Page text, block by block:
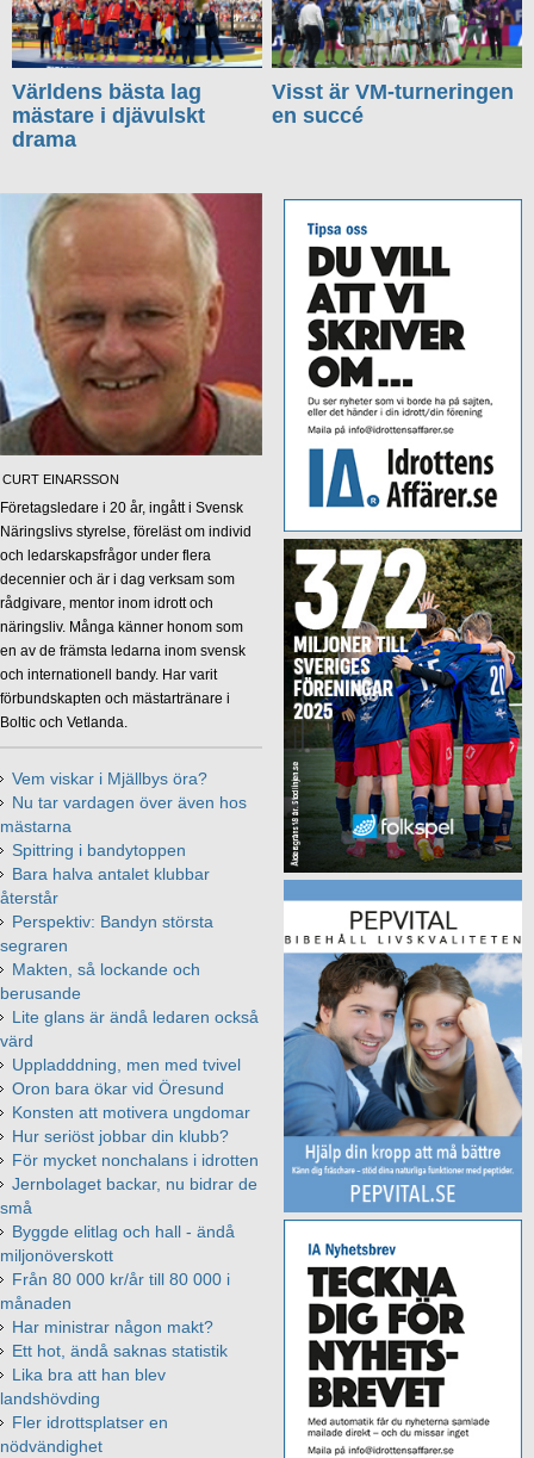
Världens bästa lag
mästare i djävulskt
drama
Visst är VM-turneringen
en succé
CURT EINARSSON
Företagsledare i 20 år, ingått i Svensk
Näringslivs styrelse, föreläst om individ
och ledarskapsfrågor under flera
decennier och är i dag verksam som
rådgivare, mentor inom idrott och
näringsliv. Många känner honom som
en av de främsta ledarna inom svensk
och internationell bandy. Har varit
förbundskapten och mästartränare i
Boltic och Vetlanda.
Vem viskar i Mjällbys öra?
Nu tar vardagen över även hos
mästarna
Spittring i bandytoppen
Bara halva antalet klubbar
återstår
Perspektiv: Bandyn största
segraren
Makten, så lockande och
berusande
Lite glans är ändå ledaren också
värd
Uppladddning, men med tvivel
Oron bara ökar vid Öresund
Konsten att motivera ungdomar
Hur seriöst jobbar din klubb?
För mycket nonchalans i idrotten
Jernbolaget backar, nu bidrar de
små
Byggde elitlag och hall - ändå
miljonöverskott
Från 80 000 kr/år till 80 000 i
månaden
Har ministrar någon makt?
Ett hot, ändå saknas statistik
Lika bra att han blev
landshövding
Fler idrottsplatser en
nödvändighet